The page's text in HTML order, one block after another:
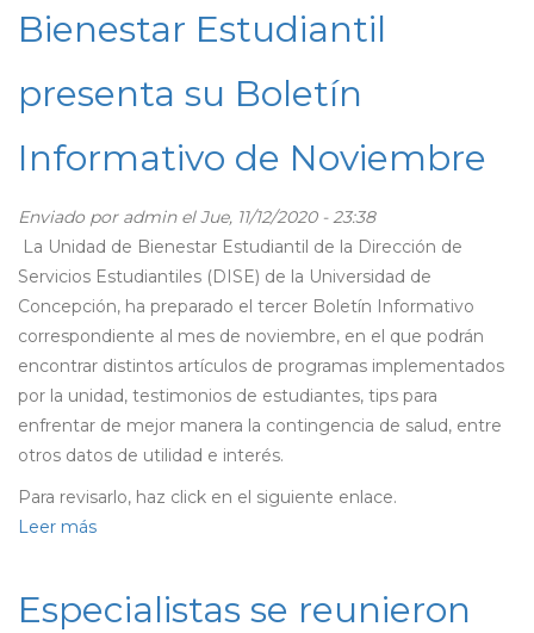
Bienestar Estudiantil
presenta su Boletín
Informativo de Noviembre
Enviado por adminel Jue, 11/12/2020 - 23:38
La Unidad de Bienestar Estudiantil de la Dirección de
Servicios Estudiantiles (DISE) de la Universidad de
Concepción, ha preparado el tercer Boletín Informativo
correspondiente al mes de noviembre, en el que podrán
encontrar distintos artículos de programas implementados
por la unidad, testimonios de estudiantes, tips para
enfrentar de mejor manera la contingencia de salud, entre
otros datos de utilidad e interés.
Para revisarlo, haz click en el siguiente enlace.
Leer más
presenta
Especialistas se reunieron